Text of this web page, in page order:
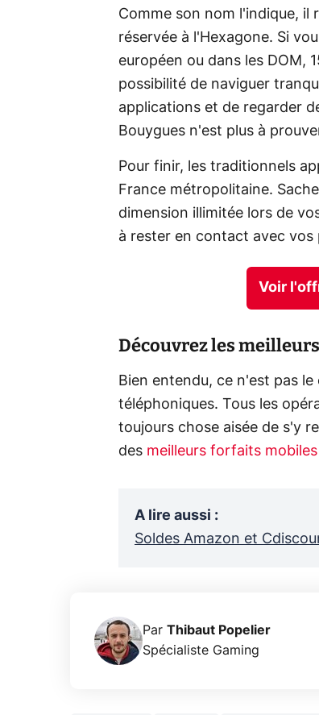
Comme son nom l'indique, il
réservée à l'Hexagone. Si
européen ou dans les DOM,
possibilité de naviguer
applications et de regarder
Bouygues n'est plus à
Pour finir, les traditionnels
France métropolitaine.
dimension illimitée lors de
à rester en contact avec vos
Voir
Découvrez les
Bien entendu, ce n'est pas
téléphoniques. Tous les
toujours chose aisée de s'y
des meilleurs forfaits mobiles
A lire aussi :
Soldes Amazon et
Par Thibaut Popelier
Spécialiste Gaming